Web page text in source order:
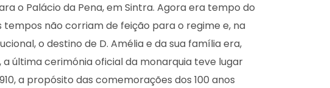
o Palácio da Pena, em Sintra. Agora era tempo do
tempos não corriam de feição para o regime e, na
o destino de D. Amélia e da sua família era,
última cerimónia oficial da monarquia teve lugar
a propósito das comemorações dos 100 anos